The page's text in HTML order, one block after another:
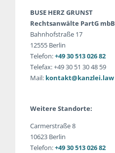
BUSE HERZ GRUNST
Rechtsanwälte PartG mbB
Bahnhofstraße 17
12555 Berlin
Telefon:+49 30 513 026 82
Telefax: +49 30 51 30 48 59
Mail: kontakt@kanzlei.law
Weitere Standorte:
Carmerstraße 8
10623 Berlin
Telefon:+49 30 513 026 82